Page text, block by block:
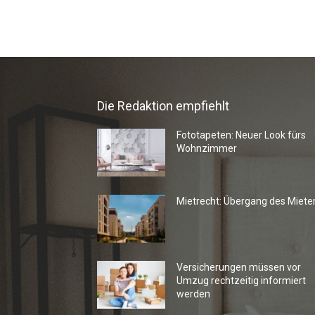
Die Redaktion empfiehlt
Fototapeten: Neuer Look fürs
Wohnzimmer
Mietrecht: Übergang des
Versicherungen müssen vor
Umzug rechtzeitig informiert
werden